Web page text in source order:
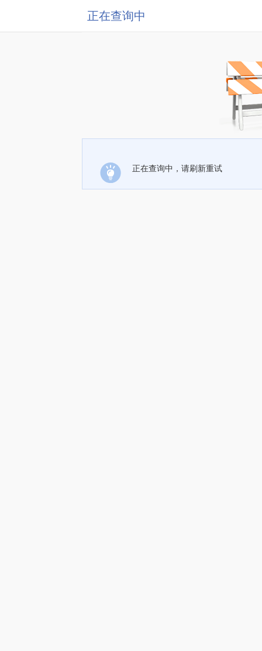
正在查询中
正在查询中，请刷新重试